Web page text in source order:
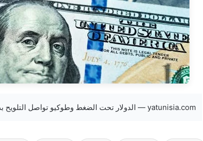
yatunisia.com — الدولار تحت الضغط وطوكيو تواصل التلويح بدعم الين